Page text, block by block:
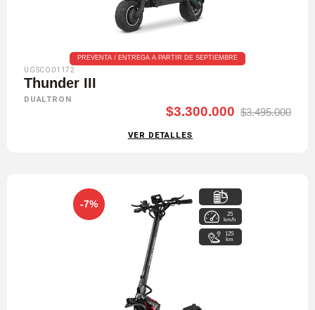
PREVENTA / ENTREGA A PARTIR DE SEPTIEMBRE
UGSCO01172
Thunder III
DUALTRON
$3.300.000 $3.495.000
VER DETALLES
-7%
72 V / 40 Ah
25
km/h
125
km